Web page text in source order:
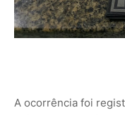
A ocorrência foi